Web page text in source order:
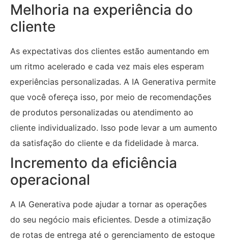
Melhoria na experiência do
cliente
As expectativas dos clientes estão aumentando em
um ritmo acelerado e cada vez mais eles esperam
experiências personalizadas. A IA Generativa permite
que você ofereça isso, por meio de recomendações
de produtos personalizadas ou atendimento ao
cliente individualizado. Isso pode levar a um aumento
da satisfação do cliente e da fidelidade à marca.
Incremento da eficiência
operacional
A IA Generativa pode ajudar a tornar as operações
do seu negócio mais eficientes. Desde a otimização
de rotas de entrega até o gerenciamento de estoque